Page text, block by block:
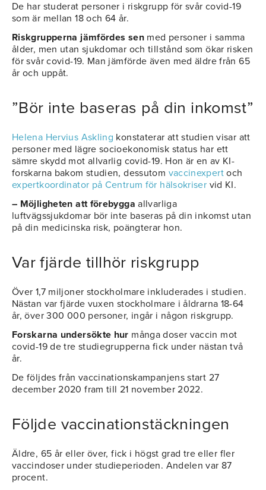
De har studerat personer i riskgrupp för svår covid-19
som är mellan 18 och 64 år.
Riskgrupperna jämfördes senmed personer i samma
ålder, men utan sjukdomar och tillstånd som ökar risken
för svår covid-19. Man jämförde även med äldre från 65
år och uppåt.
”Bör inte baseras på din inkomst”
Helena Hervius Askling konstaterar att studien visar att
personer med lägre socioekonomisk status har ett
sämre skydd mot allvarlig covid-19. Hon är en av KI-
forskarna bakom studien, dessutom vaccinexpertoch
expertkoordinator på Centrum för hälsokriser vid KI.
– Möjligheten att förebygga allvarliga
luftvägssjukdomar bör inte baseras på din inkomst utan
på din medicinska risk, poängterar hon.
Var fjärde tillhör riskgrupp
Över 1,7 miljoner stockholmare inkluderades i studien.
Nästan var fjärde vuxen stockholmare i åldrarna 18-64
år, över 300 000 personer, ingår i någon riskgrupp.
Forskarna undersökte hur många doser vaccin mot
covid-19 de tre studiegrupperna fick under nästan två
år.
De följdes från vaccinationskampanjens start 27
december 2020 fram till 21 november 2022.
Följde vaccinationstäckningen
Äldre, 65 år eller över, fick i högst grad tre eller fler
vaccindoser under studieperioden. Andelen var 87
procent.